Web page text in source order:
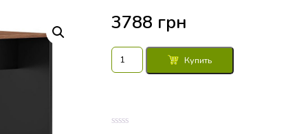
3788 грн
Количество
товара
(дуб
Купить